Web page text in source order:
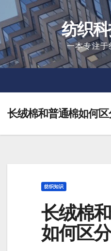
to
content
纺织
一本专注于
长绒棉和普通棉如何区
纺织知识
长绒棉
如何区